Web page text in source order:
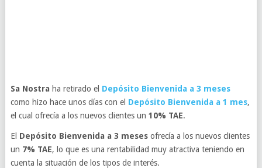
Sa Nostra ha retirado el Depósito Bienvenida a 3 meses
como hizo hace unos días con el Depósito Bienvenida a 1 mes,
el cual ofrecía a los nuevos clientes un 10% TAE.
El Depósito Bienvenida a 3 mesesofrecía a los nuevos clientes
un 7% TAE, lo que es una rentabilidad muy atractiva teniendo en
cuenta la situación de los tipos de interés.